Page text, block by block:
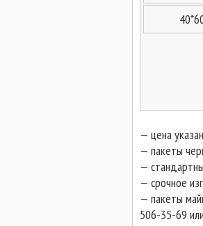
— цена
— пакеты
—
— срочное
— пакеты
506-35-69